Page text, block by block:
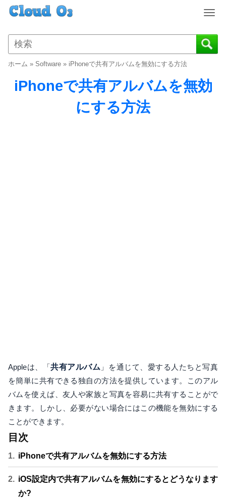
T
g
g
n
a
ホーム » Software » iPhoneで共有アルバムを無効にする方法
iPhoneで共有アルバムを無効
にする方法
Appleは、「共有アルバム 」を通じて、愛する人たちと写真
を簡単に共有できる独自の方法を提供しています。このアル
バムを使えば、友人や家族と写真を容易に共有することがで
きます。しかし、必要がない場合にはこの機能を無効にする
ことができます。
目次
iPhoneで共有アルバムを無効にする方法
iOS設定内で共有アルバムを無効にするとどうなります
か?